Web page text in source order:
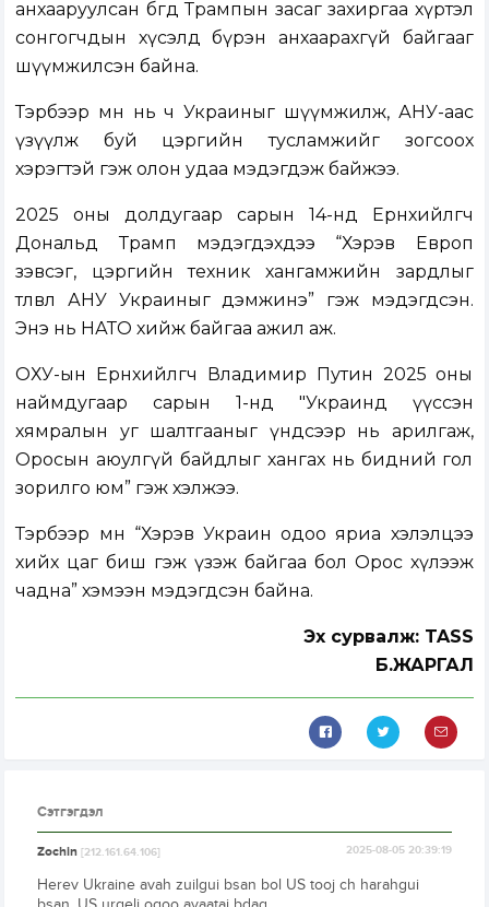
анхааруулсан бөгөөд Трампын засаг захиргаа хүртэл
сонгогчдын хүсэлд бүрэн анхаарахгүй байгааг
шүүмжилсэн байна.
Тэрбээр өмнө нь ч Украиныг шүүмжилж, АНУ-аас
үзүүлж буй цэргийн тусламжийг зогсоох
хэрэгтэй гэж олон удаа мэдэгдэж байжээ.
2025 оны долдугаар сарын 14-нд Ерөнхийлөгч
Дональд Трамп мэдэгдэхдээ “Хэрэв Европ
зэвсэг, цэргийн техник хангамжийн зардлыг
төлвөл АНУ Украиныг дэмжинэ” гэж мэдэгдсэн.
Энэ нь НАТО хийж байгаа ажил аж.
ОХУ-ын Ерөнхийлөгч Владимир Путин 2025 оны
наймдугаар сарын 1-нд "Украинд үүссэн
хямралын уг шалтгааныг үндсээр нь арилгаж,
Оросын аюулгүй байдлыг хангах нь бидний гол
зорилго юм” гэж хэлжээ.
Тэрбээр мөн “Хэрэв Украин одоо яриа хэлэлцээ
хийх цаг биш гэж үзэж байгаа бол Орос хүлээж
чадна” хэмээн мэдэгдсэн байна.
Эх сурвалж: TASS
Б.ЖАРГАЛ
Сэтгэгдэл
Zochin[212.161.64.106] 2025-08-05 20:39:19
Herev Ukraine avah zuilgui bsan bol US tooj ch harahgui